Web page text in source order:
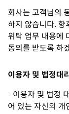
회사는 고객님의
하지 않습니다. 향
위탁 업무 내용에
동의를 받도록 하
이용자 및 법정대
- 이용자 및 법정
어 있는 자신의